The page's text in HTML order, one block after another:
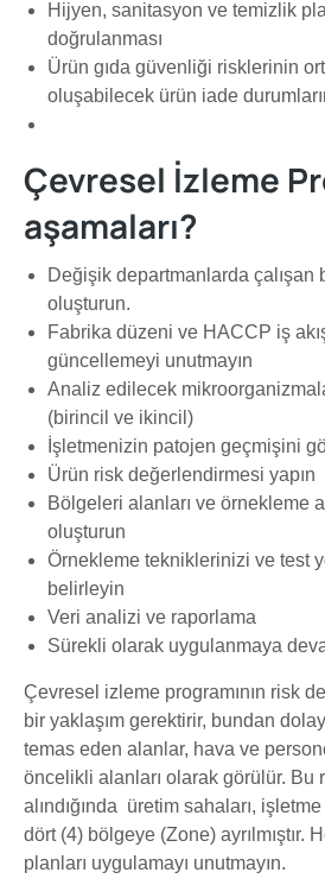
Hijyen, sanitasyon ve temizlik
doğrulanması
Ürün gıda güvenliği risklerinin
oluşabilecek ürün iade
Çevresel İzleme
aşamaları?
Değişik departmanlarda çalışan
oluşturun.
Fabrika düzeni ve HACCP iş
güncellemeyi unutmayın
Analiz edilecek
(birincil ve ikincil)
İşletmenizin patojen geçmişini
Ürün risk değerlendirmesi yapın
Bölgeleri alanları ve örnekleme
oluşturun
Örnekleme tekniklerinizi ve test
belirleyin
Veri analizi ve raporlama
Sürekli olarak uygulanmaya
Çevresel izleme programının risk
bir yaklaşım gerektirir, bundan
temas eden alanlar, hava ve
öncelikli alanları olarak görülür. Bu
alındığında üretim sahaları,
dört (4) bölgeye (Zone) ayrılmıştır.
planları uygulamayı unutmayın.